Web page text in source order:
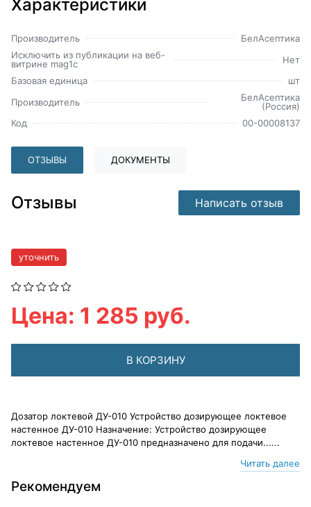
Характеристики
Производитель
БелАсептика
Исключить из публикации на веб-
витрине mag1c
Нет
Базовая единица
шт
Производитель
БелАсептика
(Россия)
Код
00-00008137
ОТЗЫВЫ ДОКУМЕНТЫ
Отзывы Написать отзыв
уточнить
Цена: 1 285 руб.
В КОРЗИНУ
Дозатор локтевой ДУ-010 Устройство дозирующее локтевое
настенное ДУ-010 Назначение: Устройство дозирующее
локтевое настенное ДУ-010 предназначено для подачи......
Читать далее
Рекомендуем